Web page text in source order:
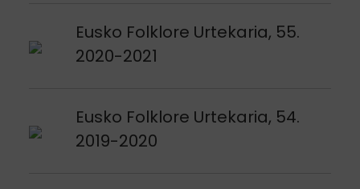
Eusko Folklore Urtekaria, 55.
2020-2021
Argitalpena ikusi
Eusko Folklore Urtekaria, 54.
2019-2020
Argitalpena ikusi